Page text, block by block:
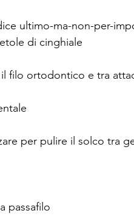
ultimo-ma-non-per-
di cinghiale
filo ortodontico e tra
per pulire il solco tra
passafilo